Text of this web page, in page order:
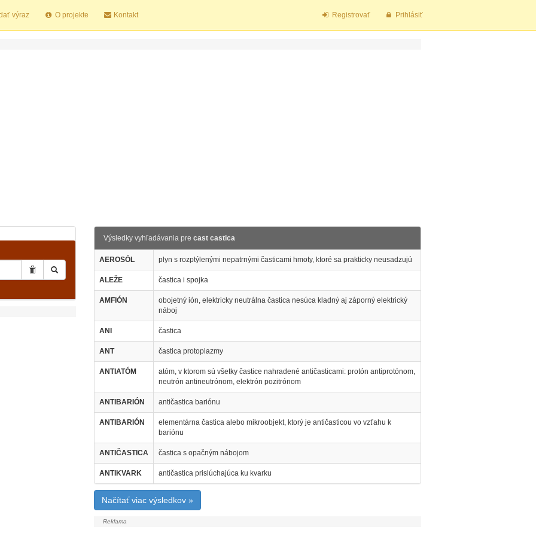
výraz O projekte Kontakt Registrovať Prihlásiť
Výsledky vyhľadávania pre cast castica
AEROSÓL plyn s rozptýlenými nepatrnými časticami hmoty, ktoré sa prakticky neusadzujú
ALEŽE častica i spojka
AMFIÓN
obojetný ión, elektricky neutrálna častica nesúca kladný aj záporný elektrický
náboj
ANI častica
ANT častica protoplazmy
ANTIATÓM
atóm, v ktorom sú všetky častice nahradené antičasticami: protón antiprotónom,
neutrón antineutrónom, elektrón pozitrónom
ANTIBARIÓN antičastica bariónu
ANTIBARIÓN
elementárna častica alebo mikroobjekt, ktorý je antičasticou vo vzťahu k
bariónu
ANTIČASTICA častica s opačným nábojom
ANTIKVARK antičastica prislúchajúca ku kvarku
Načítať viac výsledkov »